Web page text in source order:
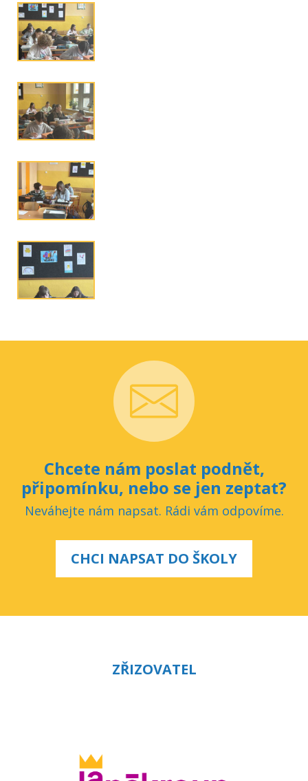
Chcete nám poslat podnět,
připomínku, nebo se jen zeptat?
Neváhejte nám napsat. Rádi vám odpovíme.
CHCI NAPSAT DO ŠKOLY
ZŘIZOVATEL